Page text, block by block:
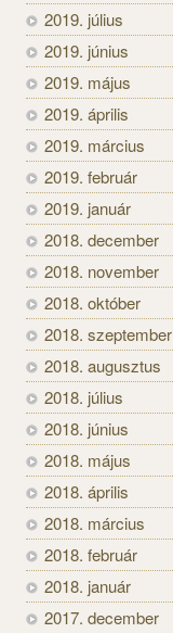
2019. július
2019. június
2019. május
2019. április
2019. március
2019. február
2019. január
2018. december
2018. november
2018. október
2018. szeptember
2018. augusztus
2018. július
2018. június
2018. május
2018. április
2018. március
2018. február
2018. január
2017. december